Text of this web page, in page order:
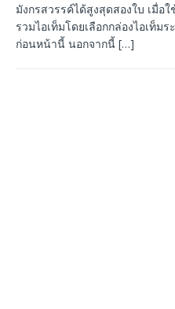
มังกรสวรรค์ได้สูงสุดสองใบ เมื่อ
รวมไอเท็มโดยเลือกกล่องไอเท็ม
ก่อนหน้านี้ นอกจากนี้ […]